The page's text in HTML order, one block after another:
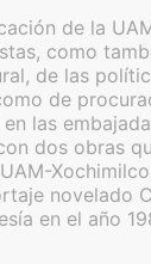
de la
como
de las
de
las
dos obras
novelado
en el año